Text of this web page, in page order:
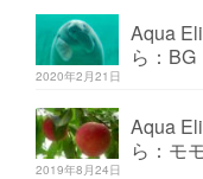
Aqua
ら：BG
2020年2月21日
Aqua
ら：モ
2019年8月24日